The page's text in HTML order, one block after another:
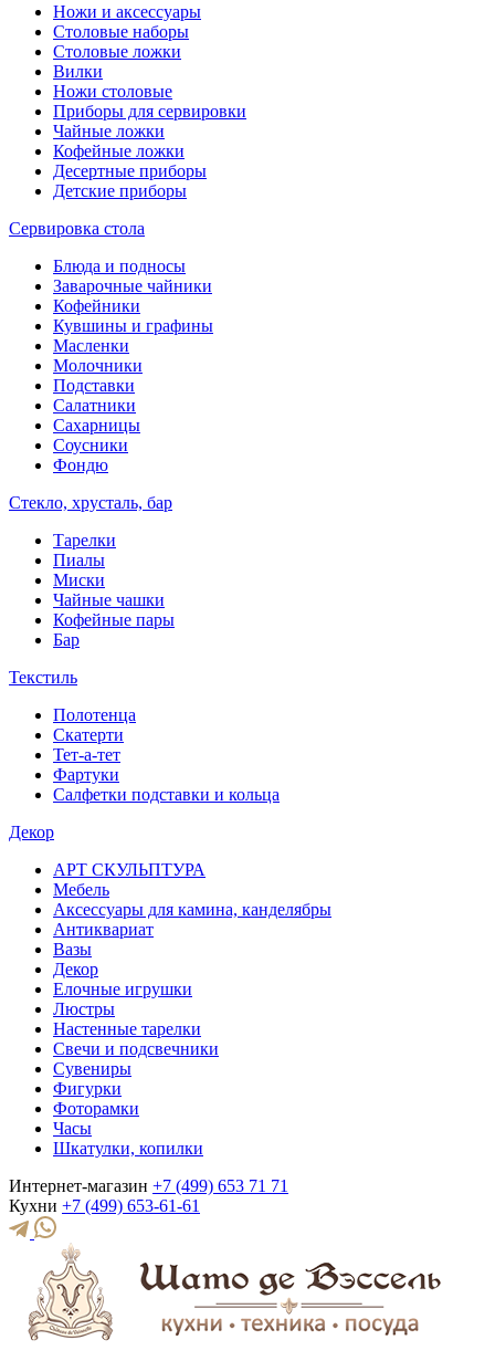
Ножи и аксессуары
Столовые наборы
Столовые ложки
Вилки
Ножи столовые
Приборы для сервировки
Чайные ложки
Кофейные ложки
Десертные приборы
Детские приборы
Сервировка стола
Блюда и подносы
Заварочные чайники
Кофейники
Кувшины и графины
Масленки
Молочники
Подставки
Салатники
Сахарницы
Соусники
Фондю
Стекло, хрусталь, бар
Тарелки
Пиалы
Миски
Чайные чашки
Кофейные пары
Бар
Текстиль
Полотенца
Скатерти
Тет-а-тет
Фартуки
Салфетки подставки и кольца
Декор
АРТ СКУЛЬПТУРА
Мебель
Аксессуары для камина, канделябры
Антиквариат
Вазы
Декор
Елочные игрушки
Люстры
Настенные тарелки
Свечи и подсвечники
Сувениры
Фигурки
Фоторамки
Часы
Шкатулки, копилки
Интернет-магазин +7 (499) 653 71 71
Кухни +7 (499) 653-61-61